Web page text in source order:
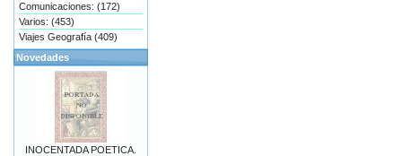
Comunicaciones: (172)
Varios: (453)
Viajes Geografía (409)
Novedades
INOCENTADA POETICA.